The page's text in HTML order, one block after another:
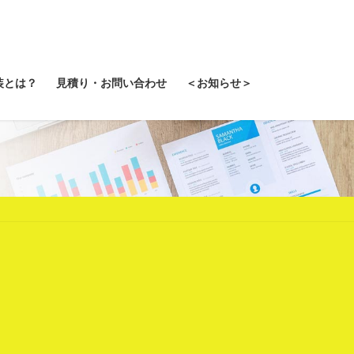
は？ 見積り・お問い合わせ ＜お知らせ＞